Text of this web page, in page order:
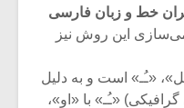
خط و زبان فارسی
این روش نیز
«ـُـ» است و به دلیل
«ـُـ» با «او»،